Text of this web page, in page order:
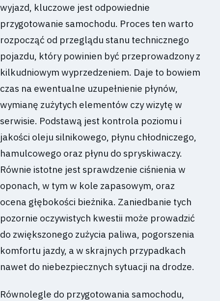
wyjazd, kluczowe jest odpowiednie
przygotowanie samochodu. Proces ten warto
rozpocząć od przeglądu stanu technicznego
pojazdu, który powinien być przeprowadzony z
kilkudniowym wyprzedzeniem. Daje to bowiem
czas na ewentualne uzupełnienie płynów,
wymianę zużytych elementów czy wizytę w
serwisie. Podstawą jest kontrola poziomu i
jakości oleju silnikowego, płynu chłodniczego,
hamulcowego oraz płynu do spryskiwaczy.
Równie istotne jest sprawdzenie ciśnienia w
oponach, w tym w kole zapasowym, oraz
ocena głębokości bieżnika. Zaniedbanie tych
pozornie oczywistych kwestii może prowadzić
do zwiększonego zużycia paliwa, pogorszenia
komfortu jazdy, a w skrajnych przypadkach
nawet do niebezpiecznych sytuacji na drodze.
Równolegle do przygotowania samochodu,